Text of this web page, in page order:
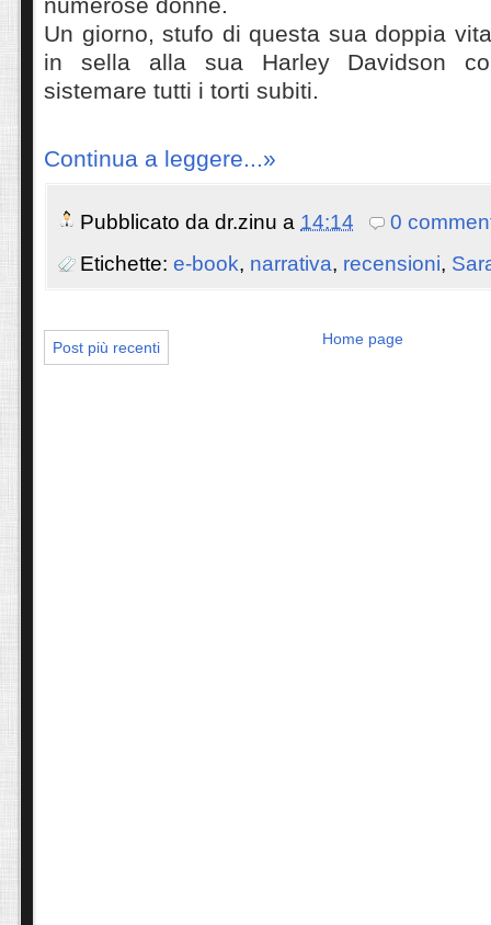
numerose donne.
Un giorno, stufo di questa sua doppia
in sella alla sua Harley Davidson
sistemare tutti i torti subiti.
Continua a leggere...»
Pubblicato da dr.zinu a 14:14
0
Etichette: e-book, narrativa, recensioni,
Post più recenti Home page